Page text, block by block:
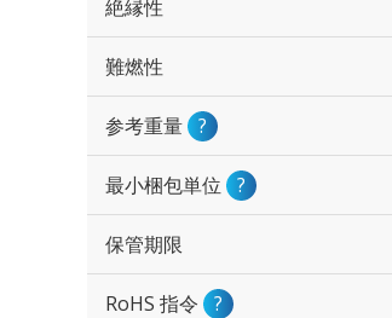
絶縁性
難燃性
参考重量 ?
最小梱包単位 ?
保管期限
RoHS 指令 ?